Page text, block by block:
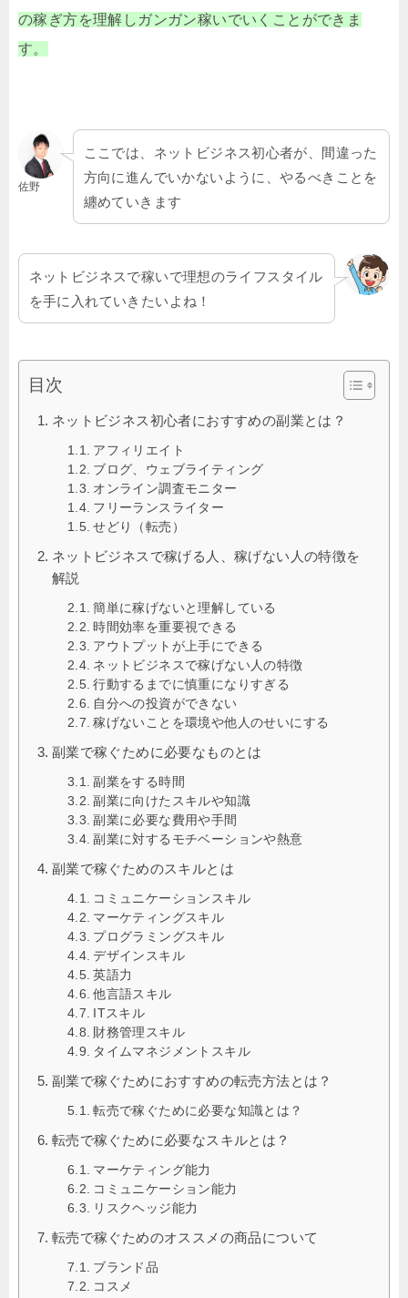
の稼ぎ方を理解しガンガン稼いでいくことができま
す。
佐野
ここでは、ネットビジネス初心者が、間違った
方向に進んでいかないように、やるべきことを
纏めていきます
ネットビジネスで稼いで理想のライフスタイル
を手に入れていきたいよね！
目次
ネットビジネス初心者におすすめの副業とは？
アフィリエイト
ブログ、ウェブライティング
オンライン調査モニター
フリーランスライター
せどり（転売）
ネットビジネスで稼げる人、稼げない人の特徴を
解説
簡単に稼げないと理解している
時間効率を重要視できる
アウトプットが上手にできる
ネットビジネスで稼げない人の特徴
行動するまでに慎重になりすぎる
自分への投資ができない
稼げないことを環境や他人のせいにする
副業で稼ぐために必要なものとは
副業をする時間
副業に向けたスキルや知識
副業に必要な費用や手間
副業に対するモチベーションや熱意
副業で稼ぐためのスキルとは
コミュニケーションスキル
マーケティングスキル
プログラミングスキル
デザインスキル
英語力
他言語スキル
ITスキル
財務管理スキル
タイムマネジメントスキル
副業で稼ぐためにおすすめの転売方法とは？
転売で稼ぐために必要な知識とは？
転売で稼ぐために必要なスキルとは？
マーケティング能力
コミュニケーション能力
リスクヘッジ能力
転売で稼ぐためのオススメの商品について
ブランド品
コスメ